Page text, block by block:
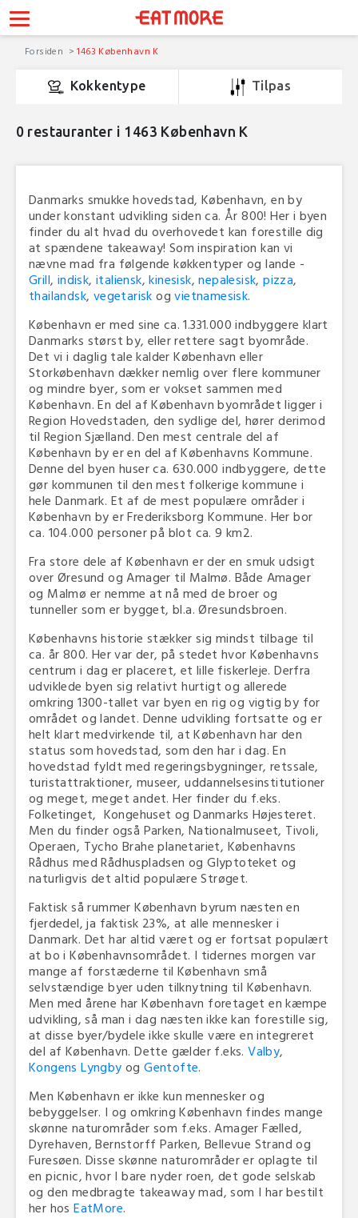
Forsiden 1463 København K
Kokkentype Tilpas
0 restauranter i 1463 København K
Danmarks smukke hovedstad, København, en by
under konstant udvikling siden ca. År 800! Her i byen
finder du alt hvad du overhovedet kan forestille dig
at spændene takeaway! Som inspiration kan vi
nævne mad fra følgende køkkentyper og lande -
Grill, indisk,italiensk,kinesisk,nepalesisk,pizza,
thailandsk, vegetarisk ogvietnamesisk.
København er med sine ca. 1.331.000 indbyggere klart
Danmarks størst by, eller rettere sagt byområde.
Det vi i daglig tale kalder København eller
Storkøbenhavn dækker nemlig over flere kommuner
og mindre byer, som er vokset sammen med
København. En del af København byområdet ligger i
Region Hovedstaden, den sydlige del, hører derimod
til Region Sjælland. Den mest centrale del af
København by er en del af Københavns Kommune.
Denne del byen huser ca. 630.000 indbyggere, dette
gør kommunen til den mest folkerige kommune i
hele Danmark. Et af de mest populære områder i
København by er Frederiksborg Kommune. Her bor
ca. 104.000 personer på blot ca. 9 km2.
Fra store dele af København er der en smuk udsigt
over Øresund og Amager til Malmø. Både Amager
og Malmø er nemme at nå med de broer og
tunneller som er bygget, bl.a. Øresundsbroen.
Københavns historie stækker sig mindst tilbage til
ca. år 800. Her var der, på stedet hvor Københavns
centrum i dag er placeret, et lille fiskerleje. Derfra
udviklede byen sig relativt hurtigt og allerede
omkring 1300-tallet var byen en rig og vigtig by for
området og landet. Denne udvikling fortsatte og er
helt klart medvirkende til, at København har den
status som hovedstad, som den har i dag. En
hovedstad fyldt med regeringsbygninger, retssale,
turistattraktioner, museer, uddannelsesinstitutioner
og meget, meget andet. Her finder du f.eks.
Folketinget, Kongehuset og Danmarks Højesteret.
Men du finder også Parken, Nationalmuseet, Tivoli,
Operaen, Tycho Brahe planetariet, Københavns
Rådhus med Rådhuspladsen og Glyptoteket og
naturligvis det altid populære Strøget.
Faktisk så rummer København byrum næsten en
fjerdedel, ja faktisk 23%, at alle mennesker i
Danmark. Det har altid været og er fortsat populært
at bo i Københavnsområdet. I tidernes morgen var
mange af forstæderne til København små
selvstændige byer uden tilknytning til København.
Men med årene har København foretaget en kæmpe
udvikling, så man i dag næsten ikke kan forestille sig,
at disse byer/bydele ikke skulle være en integreret
del af København. Dette gælder f.eks.Valby,
Kongens Lyngby ogGentofte.
Men København er ikke kun mennesker og
bebyggelser. I og omkring København findes mange
skønne naturområder som f.eks. Amager Fælled,
Dyrehaven, Bernstorff Parken, Bellevue Strand og
Furesøen. Disse skønne naturområder er oplagte til
en picnic, hvor I bare nyder roen, det gode selskab
og den medbragte takeaway mad, som I har bestilt
her hosEatMore.